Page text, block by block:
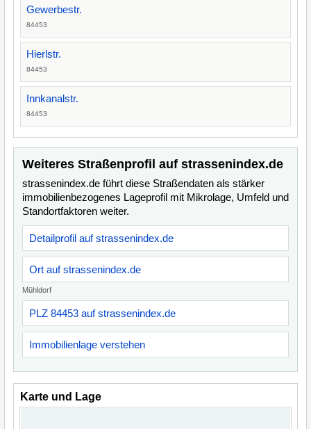
Gewerbestr.
84453
Hierlstr.
84453
Innkanalstr.
84453
Weiteres Straßenprofil auf strassenindex.de
strassenindex.de führt diese Straßendaten als stärker
immobilienbezogenes Lageprofil mit Mikrolage, Umfeld und
Standortfaktoren weiter.
Detailprofil auf strassenindex.de
Ort auf strassenindex.de
Mühldorf
PLZ 84453 auf strassenindex.de
Immobilienlage verstehen
Karte und Lage